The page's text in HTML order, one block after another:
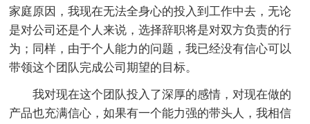
家庭原因，我现在无法全身心的投入到工作中去，无论
是对公司还是个人来说，选择辞职将是对双方负责的行
为；同样，由于个人能力的问题，我已经没有信心可以
带领这个团队完成公司期望的目标。
我对现在这个团队投入了深厚的感情，对现在做的
产品也充满信心，如果有一个能力强的带头人，我相信